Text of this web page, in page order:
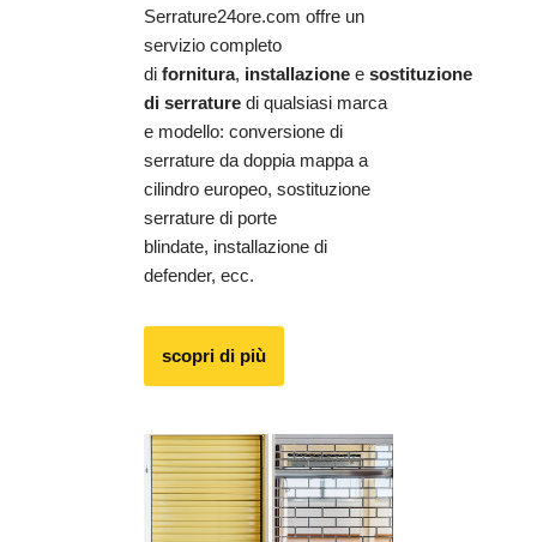
Serrature24ore.com offre un
servizio completo
di fornitura, installazione e sostituzione
di serrature di qualsiasi marca
e modello: conversione di
serrature da doppia mappa a
cilindro europeo, sostituzione
serrature di porte
blindate, installazione di
defender, ecc.
scopri di più